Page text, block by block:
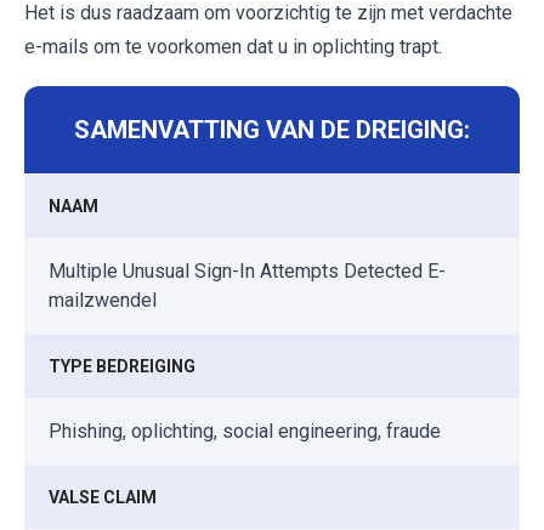
Het is dus raadzaam om voorzichtig te zijn met verdachte
e-mails om te voorkomen dat u in oplichting trapt.
SAMENVATTING VAN DE DREIGING:
NAAM
Multiple Unusual Sign-In Attempts Detected E-
mailzwendel
TYPE BEDREIGING
Phishing, oplichting, social engineering, fraude
VALSE CLAIM